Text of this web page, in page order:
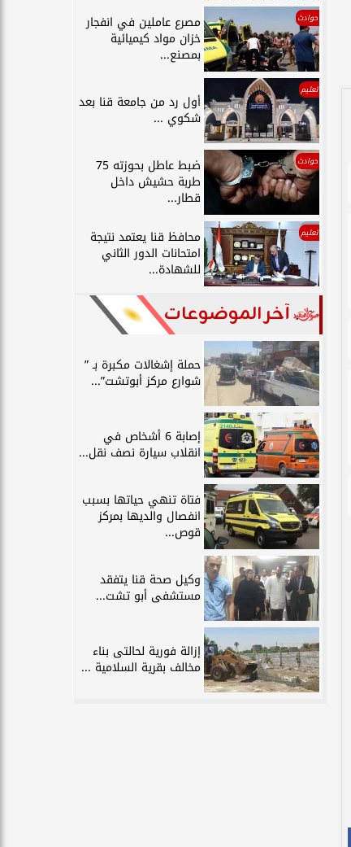
حوادث مصرع عاملين في انفجار
خزان مواد كيميائية
بمصنع...
تعليم
أول رد من جامعة قنا بعد
شكوي ...
حوادث ضبط عاطل بحوزته 75
طربة حشيش داخل
قطار...
تعليم محافظ قنا يعتمد نتيجة
امتحانات الدور الثاني
للشهادة...
آخر الموضوعات
حملة إشغالات مكبرة بـ ”
شوارع مركز أبوتشت”...
إصابة 6 أشخاص في
انقلاب سيارة نصف نقل...
فتاة تنهي حياتها بسبب
انفصال والديها بمركز
قوص...
وكيل صحة قنا يتفقد
مستشفى أبو تشت...
إزالة فورية لحالتى بناء
مخالف بقرية السلامية ...